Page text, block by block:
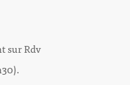
sur Rdv